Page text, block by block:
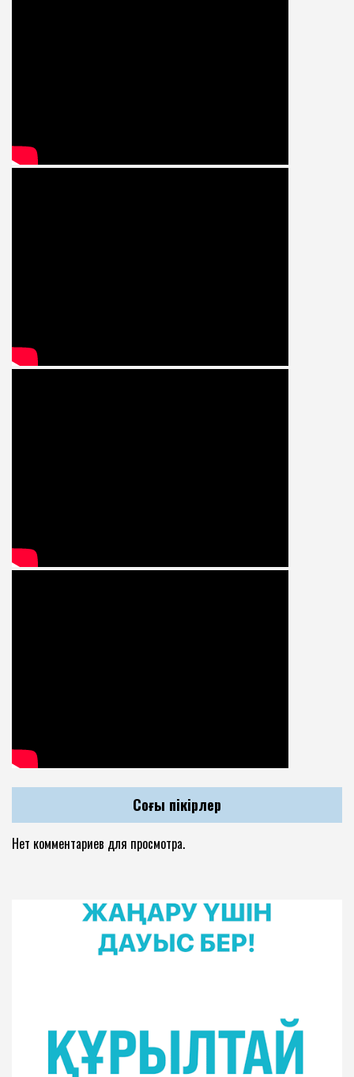
Соңғы пікірлер
Нет комментариев для просмотра.